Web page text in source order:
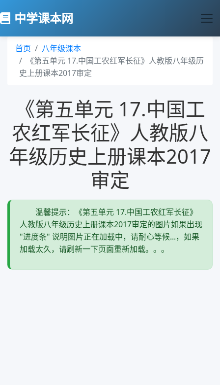
中学课本网
首页
八年级课本
《第五单元 17.中国工农红军长征》人教版八年级历
史上册课本2017审定
《第五单元 17.中国工
农红军长征》人教版八
年级历史上册课本2017
审定
温馨提示：《第五单元 17.中国工农红军长征》
人教版八年级历史上册课本2017审定的图片如果出现
"进度条" 说明图片正在加载中，请耐心等候...，如果
加载太久，请刷新一下页面重新加载。。。